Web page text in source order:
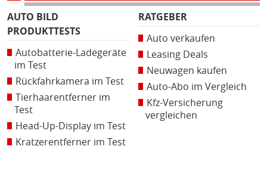
AUTO BILD
PRODUKTTESTS
Autobatterie-Ladegeräte
im Test
Rückfahrkamera im Test
Tierhaarentferner im
Test
Head-Up-Display im Test
Kratzerentferner im Test
RATGEBER
Auto verkaufen
Leasing Deals
Neuwagen kaufen
Auto-Abo im Vergleich
Kfz-Versicherung
vergleichen